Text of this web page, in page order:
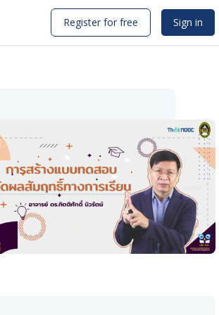
Register for free Sign in